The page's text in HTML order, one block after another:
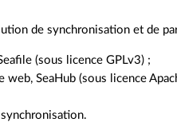
de synchronisation et de
(sous licence GPLv3) ;
web, SeaHub (sous licence